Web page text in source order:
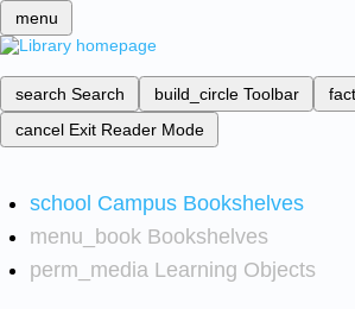
menu
search Search build_circle Toolbar
cancel Exit Reader Mode
school Campus Bookshelves
menu_book Bookshelves
perm_media Learning Objects